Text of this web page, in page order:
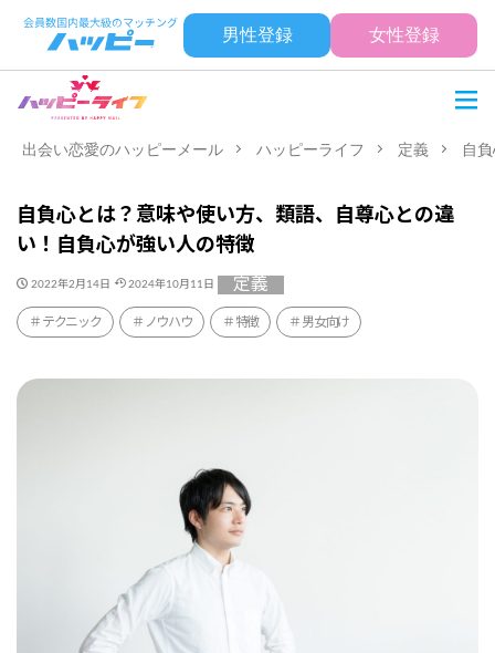
男性登録 女性登録
出会い恋愛のハッピーメール ハッピーライフ 定義 自
自負心とは？意味や使い方、類語、自尊心との違
い！自負心が強い人の特徴
2022年2月14日 2024年10月11日 定義
テクニック ノウハウ 特徴 男女向け